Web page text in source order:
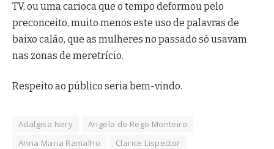
TV, ou uma carioca que o tempo deformou pelo
preconceito, muito menos este uso de palavras de
baixo calão, que as mulheres no passado só usavam
nas zonas de meretrício.
Respeito ao público seria bem-vindo.
Adalgisa Nery
Angela do Rego Monteiro
Anna Maria Ramalho
Clarice Lispector